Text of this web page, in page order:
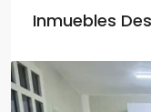
Inmuebles